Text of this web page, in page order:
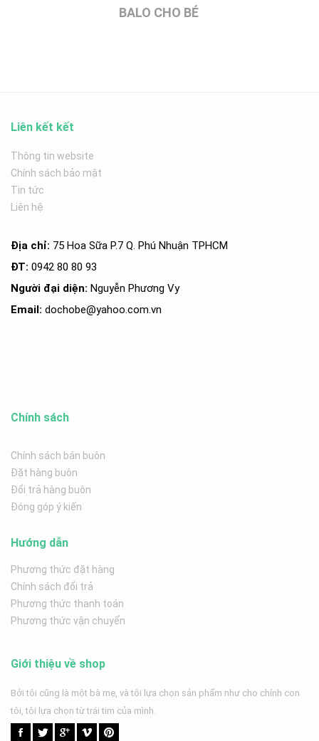
BALO CHO BÉ
Liên kết kết
Thông tin website
Chính sách bảo mật
Tin tức
Liên hệ
Địa chỉ: 75 Hoa Sữa P.7 Q. Phú Nhuận TPHCM
ĐT: 0942 80 80 93
Người đại diện: Nguyễn Phương Vy
Email: dochobe@yahoo.com.vn
Chính sách
Chính sách bán buôn
Đặt hàng buôn
Đổi trả hàng buôn
Đóng góp ý kiến
Hướng dẫn
Phương thức đặt hàng
Chính sách đổi trả
Phương thức thanh toán
Phương thức vận chuyển
Giới thiệu về shop
Bởi tôi cũng là một bà mẹ, và tôi lựa chọn sản phẩm như cho chính con
tôi, tôi lựa chọn từ trái tim của mình.